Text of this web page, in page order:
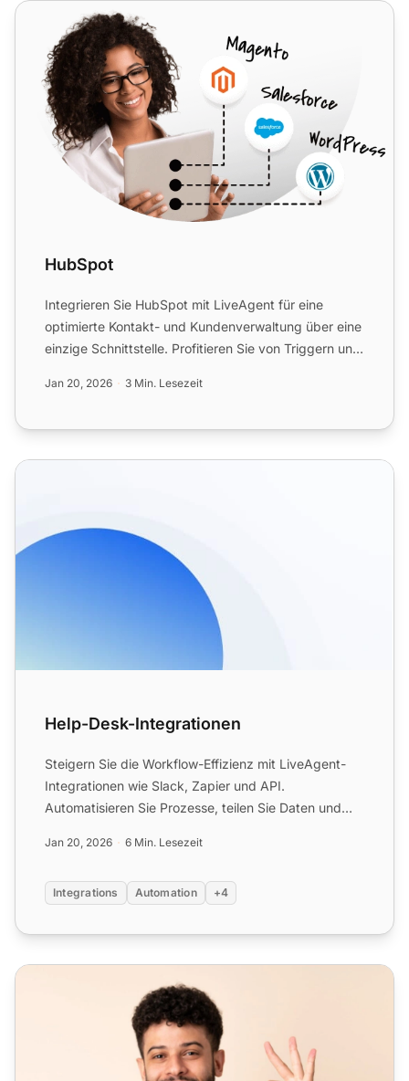
HubSpot
HubSpot
Integrieren Sie HubSpot mit LiveAgent für eine
optimierte Kontakt- und Kundenverwaltung über eine
einzige Schnittstelle. Profitieren Sie von Triggern und
Jan 20, 2026 3 Min. Lesezeit
Help-Desk-Integrationen
Help-Desk-Integrationen
Steigern Sie die Workflow-Effizienz mit LiveAgent-
Integrationen wie Slack, Zapier und API.
Automatisieren Sie Prozesse, teilen Sie Daten und
Jan 20, 2026 6 Min. Lesezeit
Integrations Automation +4
Migration von Intercom zu LiveAgent – Einfacher